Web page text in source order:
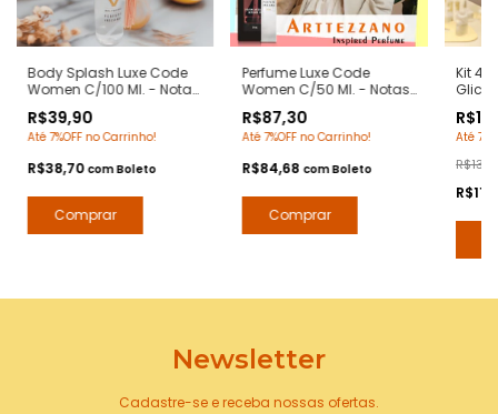
Body Splash Luxe Code
Women C/100 Ml. - Notas
Deo Colônia Desodorante
Corporal - Contratipos
R$39,90
Até 7%OFF no Carrinho!
R$38,70 comBoleto
Perfume Luxe Code
Women C/50 Ml. - Notas
Contratipos Premium -
Arte 1 Perfumes
R$87,30
Até 7%OFF no Carrinho!
R$84,68 comBoleto
Kit 4
com
Arte 1
Até
Newsletter
Cadastre-se e receba nossas ofertas.